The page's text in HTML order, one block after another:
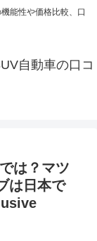
能性や価格比較、口
自動車の口コ
は？マツ
は日本で